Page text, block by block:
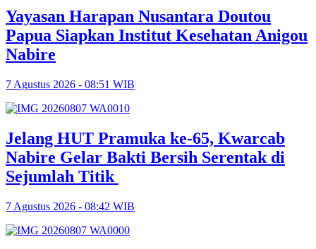
Yayasan Harapan Nusantara Doutou
Papua Siapkan Institut Kesehatan Anigou
Nabire
7 Agustus 2026 - 08:51 WIB
Jelang HUT Pramuka ke-65, Kwarcab
Nabire Gelar Bakti Bersih Serentak di
Sejumlah Titik
7 Agustus 2026 - 08:42 WIB